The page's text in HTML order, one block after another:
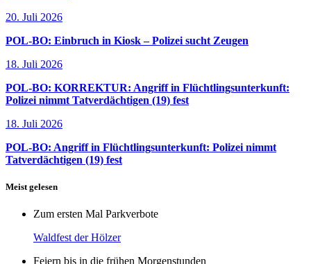
20. Juli 2026
POL-BO: Einbruch in Kiosk – Polizei sucht Zeugen
18. Juli 2026
POL-BO: KORREKTUR: Angriff in Flüchtlingsunterkunft:
Polizei nimmt Tatverdächtigen (19) fest
18. Juli 2026
POL-BO: Angriff in Flüchtlingsunterkunft: Polizei nimmt
Tatverdächtigen (19) fest
Meist gelesen
Zum ersten Mal Parkverbote
Waldfest der Hölzer
Feiern bis in die frühen Morgenstunden